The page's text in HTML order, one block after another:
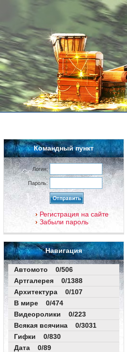
Командный пункт
Логин:
Пароль:
Регистрация на сайте
Забыли пароль
Навигация
Автомото 0/506
Артгалерея 0/1388
Архитектура 0/107
В мире 0/474
Видеоролики 0/223
Всякая всячина 0/3031
Гифки 0/830
Дата 0/89